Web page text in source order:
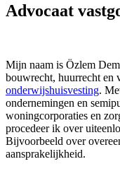
Advocaat
Mijn naam is Özlem
bouwrecht, huurrecht en
onderwijshuisvesting.
ondernemingen en
woningcorporaties en
procedeer ik over
Bijvoorbeeld over
aansprakelijkheid.